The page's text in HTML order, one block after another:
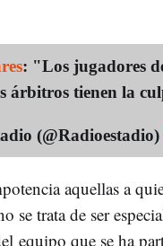
: "Los jugadores
árbitros tienen la
(@Radioestadio)
aquellas a
se trata de ser
equipo que se ha